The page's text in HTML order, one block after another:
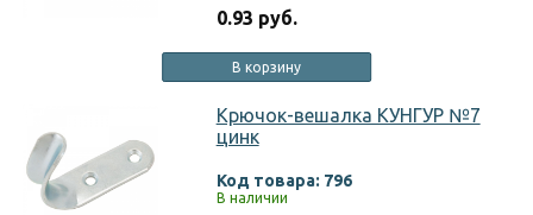
0.93 руб.
В корзину
Крючок-вешалка КУНГУР №7
цинк
Код товара: 796
В наличии